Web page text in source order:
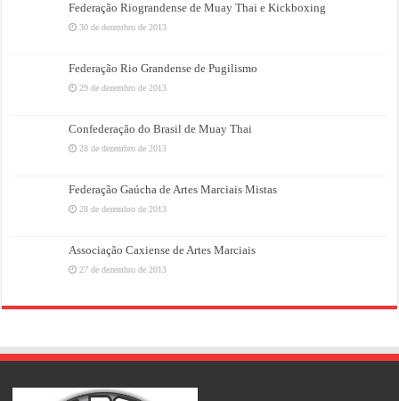
Federação Riograndense de Muay Thai e Kickboxing
30 de dezembro de 2013
Federação Rio Grandense de Pugilismo
29 de dezembro de 2013
Confederação do Brasil de Muay Thai
28 de dezembro de 2013
Federação Gaúcha de Artes Marciais Mistas
28 de dezembro de 2013
Associação Caxiense de Artes Marciais
27 de dezembro de 2013